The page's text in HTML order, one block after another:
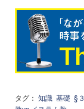
タグ： 知識 基礎 §３